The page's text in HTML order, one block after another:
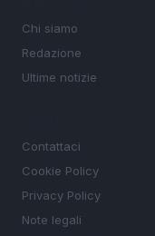
Chi siamo
Redazione
Ultime notizie
Contattaci
Cookie Policy
Privacy Policy
Note legali